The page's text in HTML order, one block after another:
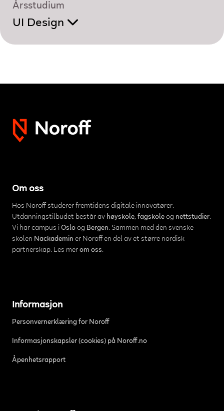
Årsstudium
UI Design
Om oss
Hos Noroff studerer fremtidens digitale innovatører.
Utdanningstilbudet består av høyskole, fagskoleog nettstudier.
Vi har campus i Osloog Bergen. Sammen med den svenske
skolen Nackademin er Noroff en del av et større nordisk
partnerskap. Les mer om oss.
Informasjon
Personvernerklæring for Noroff
Informasjonskapsler (cookies) på Noroff.no
Åpenhetsrapport